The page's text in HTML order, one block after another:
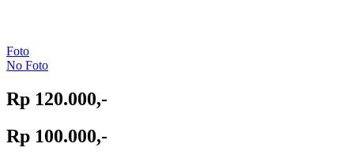
Foto
No Foto
Rp 120.000,-
Rp 100.000,-